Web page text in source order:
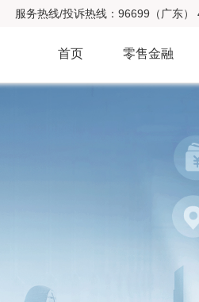
服务热线/投诉热线：96699（广东
首页 零售金融